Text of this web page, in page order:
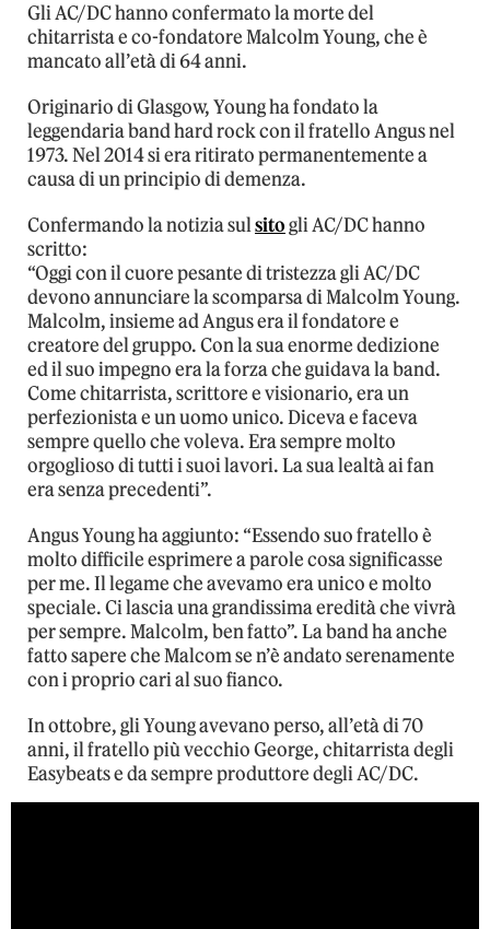
Gli AC/DC hanno confermato la morte del
chitarrista e co-fondatore Malcolm Young, che è
mancato all’età di 64 anni.
Originario di Glasgow, Young ha fondato la
leggendaria band hard rock con il fratello Angus nel
1973. Nel 2014 si era ritirato permanentemente a
causa di un principio di demenza.
Confermando la notizia sulsitogli AC/DC hanno
scritto:
“Oggi con il cuore pesante di tristezza gli AC/DC
devono annunciare la scomparsa di Malcolm Young.
Malcolm, insieme ad Angus era il fondatore e
creatore del gruppo. Con la sua enorme dedizione
ed il suo impegno era la forza che guidava la band.
Come chitarrista, scrittore e visionario, era un
perfezionista e un uomo unico. Diceva e faceva
sempre quello che voleva. Era sempre molto
orgoglioso di tutti i suoi lavori. La sua lealtà ai fan
era senza precedenti”.
Angus Young ha aggiunto: “Essendo suo fratello è
molto difficile esprimere a parole cosa significasse
per me. Il legame che avevamo era unico e molto
speciale. Ci lascia una grandissima eredità che vivrà
per sempre. Malcolm, ben fatto”. La band ha anche
fatto sapere che Malcom se n’è andato serenamente
con i proprio cari al suo fianco.
In ottobre, gli Young avevano perso, all’età di 70
anni, il fratello più vecchio George, chitarrista degli
Easybeats e da sempre produttore degli AC/DC.